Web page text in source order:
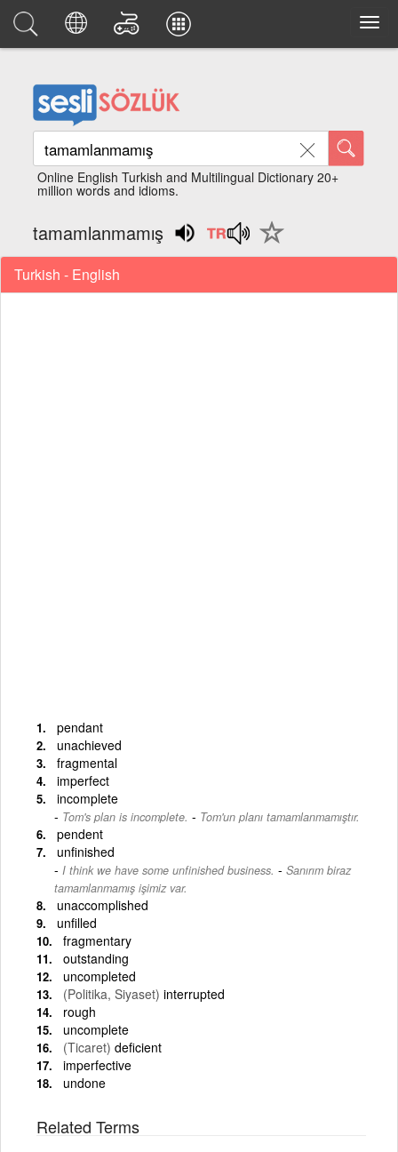
Online English Turkish and Multilingual Dictionary 20+
million words and idioms.
tamamlanmamış
Turkish - English
pendant
unachieved
fragmental
imperfect
incomplete
Tom's plan is incomplete. - Tom'un planı tamamlanmamıştır.
pendent
unfinished
I think we have some unfinished business. - Sanırım biraz
tamamlanmamış işimiz var.
unaccomplished
unfilled
fragmentary
outstanding
uncompleted
(Politika, Siyaset) interrupted
rough
uncomplete
(Ticaret) deficient
imperfective
undone
Related Terms